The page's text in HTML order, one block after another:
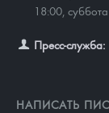
18:00,
Пресс-служба:
НАПИСАТЬ